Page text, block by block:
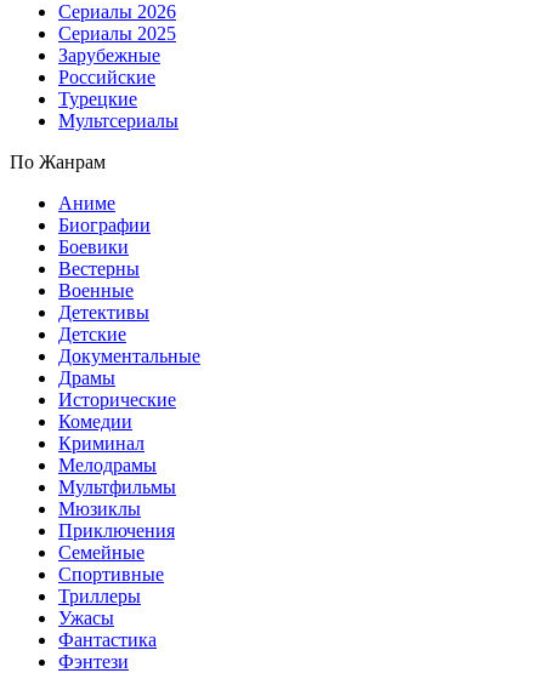
Сериалы 2026
Сериалы 2025
Зарубежные
Российские
Турецкие
Мультсериалы
По Жанрам
Аниме
Биографии
Боевики
Вестерны
Военные
Детективы
Детские
Документальные
Драмы
Исторические
Комедии
Криминал
Мелодрамы
Мультфильмы
Мюзиклы
Приключения
Семейные
Спортивные
Триллеры
Ужасы
Фантастика
Фэнтези